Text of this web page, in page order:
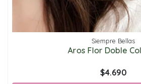
Siempre Bellas
Aros Flor Doble
$4.690